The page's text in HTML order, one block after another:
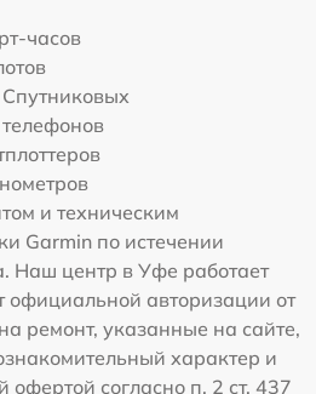
часов
Спутниковых
телефонов
и техническим
Garmin по истечении
Наш центр в Уфе работает
официальной авторизации от
ремонт, указанные на сайте,
характер и
офертой согласно п. 2 ст. 437